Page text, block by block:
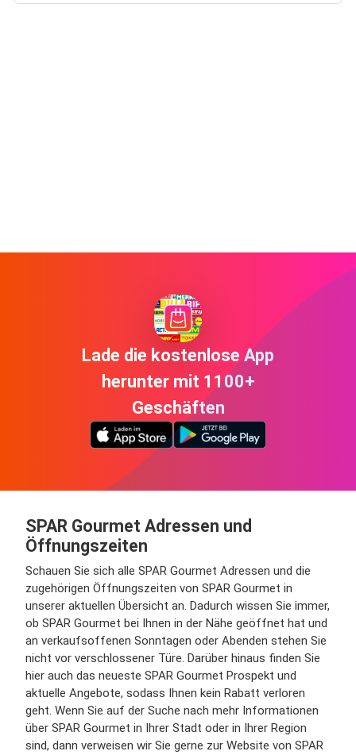
Lade die kostenlose App
herunter mit 1100+
Geschäften
SPAR Gourmet Adressen und
Öffnungszeiten
Schauen Sie sich alle SPAR Gourmet Adressen und die
zugehörigen Öffnungszeiten von SPAR Gourmet in
unserer aktuellen Übersicht an. Dadurch wissen Sie immer,
ob SPAR Gourmet bei Ihnen in der Nähe geöffnet hat und
an verkaufsoffenen Sonntagen oder Abenden stehen Sie
nicht vor verschlossener Türe. Darüber hinaus finden Sie
hier auch das neueste SPAR Gourmet Prospekt und
aktuelle Angebote, sodass Ihnen kein Rabatt verloren
geht. Wenn Sie auf der Suche nach mehr Informationen
über SPAR Gourmet in Ihrer Stadt oder in Ihrer Region
sind, dann verweisen wir Sie gerne zur Website von SPAR